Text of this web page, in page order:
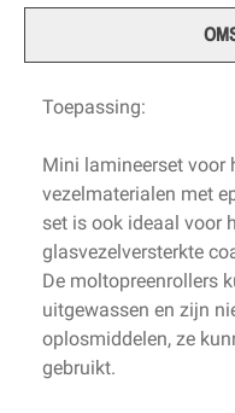
Toepassing:
Mini lamineerset voor
vezelmaterialen met
set is ook ideaal voor
glasvezelversterkte
De moltopreenrollers
uitgewassen en zijn
oplosmiddelen, ze
gebruikt.